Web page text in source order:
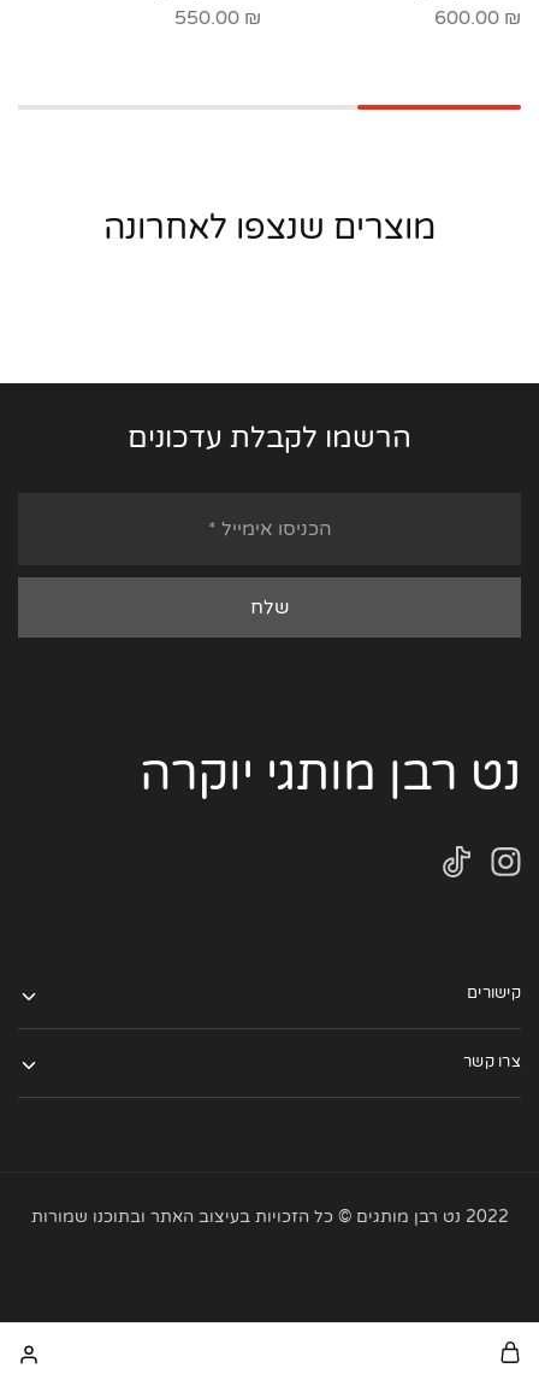
600.00 ₪
550.00 ₪
מוצרים שנצפו לאחרונה
הרשמו לקבלת עדכונים
נט רבן מותגי יוקרה
קישורים
צרו קשר
2022 נט רבן מותגים © כל הזכויות בעיצוב האתר ובתוכנו שמורות